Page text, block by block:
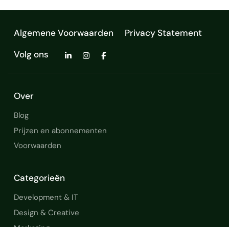
Algemene Voorwaarden
Privacy Statement
Volg ons
Over
Blog
Prijzen en abonnementen
Voorwaarden
Categorieën
Development & IT
Design & Creative